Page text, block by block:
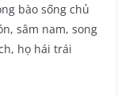
bào sống chủ
sâm nam, song
họ hái trái